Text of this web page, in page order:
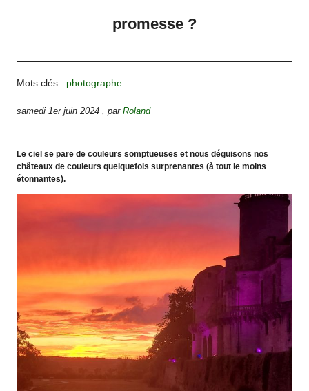
promesse ?
Mots clés : photographe
samedi 1er juin 2024 ,parRoland
Le ciel se pare de couleurs somptueuses et nous déguisons nos
châteaux de couleurs quelquefois surprenantes (à tout le moins
étonnantes).